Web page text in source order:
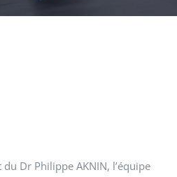
Dr Philippe AKNIN, l’équipe